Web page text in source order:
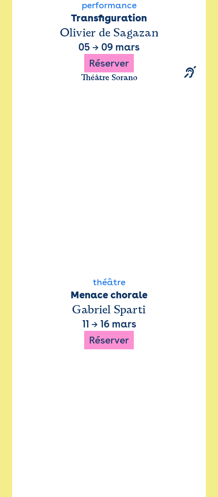
performance
Transfiguration
Olivier de Sagazan
05 → 09 mars
Réserver
Théâtre Sorano
théâtre
Menace chorale
Gabriel Sparti
11 → 16 mars
Réserver